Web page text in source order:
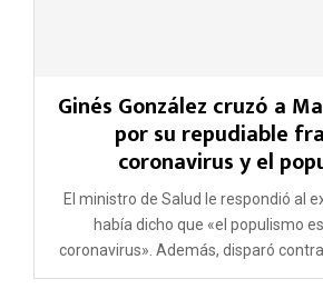
Ginés González cruzó a
por su repudiable
coronavirus y el
El ministro de Salud le respondió al
había dicho que «el populismo
coronavirus». Además, disparó